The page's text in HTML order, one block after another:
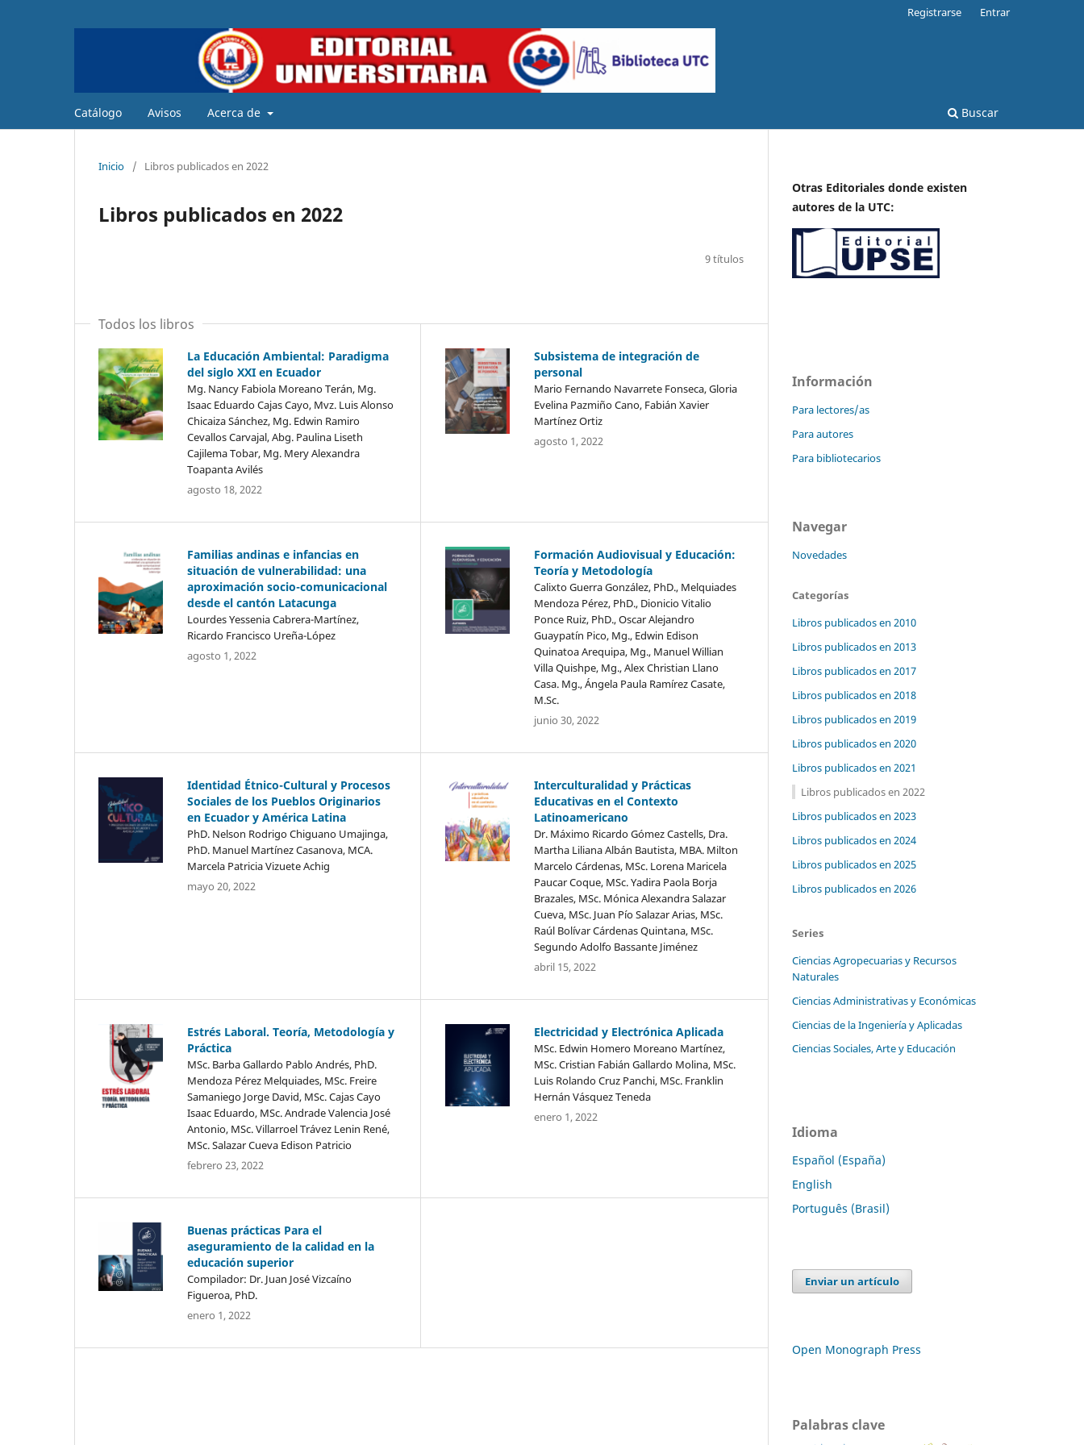
Catálogo Avisos Acerca de Buscar
Registrarse Entrar
Inicio / Libros publicados en 2022
Libros publicados en 2022
9 títulos
Todos los libros
La Educación Ambiental: Paradigma
del siglo XXI en Ecuador
Mg. Nancy Fabiola Moreano Terán, Mg.
Isaac Eduardo Cajas Cayo, Mvz. Luis Alonso
Chicaiza Sánchez, Mg. Edwin Ramiro
Cevallos Carvajal, Abg. Paulina Liseth
Cajilema Tobar, Mg. Mery Alexandra
Toapanta Avilés
agosto 18, 2022
Subsistema de integración de
personal
Mario Fernando Navarrete Fonseca, Gloria
Evelina Pazmiño Cano, Fabián Xavier
Martínez Ortiz
agosto 1, 2022
Familias andinas e infancias en
situación de vulnerabilidad: una
aproximación socio-comunicacional
desde el cantón Latacunga
Lourdes Yessenia Cabrera-Martínez,
Ricardo Francisco Ureña-López
agosto 1, 2022
Formación Audiovisual y Educación:
Teoría y Metodología
Calixto Guerra González, PhD., Melquiades
Mendoza Pérez, PhD., Dionicio Vitalio
Ponce Ruiz, PhD., Oscar Alejandro
Guaypatín Pico, Mg., Edwin Edison
Quinatoa Arequipa, Mg., Manuel Willian
Villa Quishpe, Mg., Alex Christian Llano
Casa. Mg., Ángela Paula Ramírez Casate,
M.Sc.
junio 30, 2022
Identidad Étnico-Cultural y Procesos
Sociales de los Pueblos Originarios
en Ecuador y América Latina
PhD. Nelson Rodrigo Chiguano Umajinga,
PhD. Manuel Martínez Casanova, MCA.
Marcela Patricia Vizuete Achig
mayo 20, 2022
Interculturalidad y Prácticas
Educativas en el Contexto
Latinoamericano
Dr. Máximo Ricardo Gómez Castells, Dra.
Martha Liliana Albán Bautista, MBA. Milton
Marcelo Cárdenas, MSc. Lorena Maricela
Paucar Coque, MSc. Yadira Paola Borja
Brazales, MSc. Mónica Alexandra Salazar
Cueva, MSc. Juan Pío Salazar Arias, MSc.
Raúl Bolívar Cárdenas Quintana, MSc.
Segundo Adolfo Bassante Jiménez
abril 15, 2022
Estrés Laboral. Teoría, Metodología y
Práctica
MSc. Barba Gallardo Pablo Andrés, PhD.
Mendoza Pérez Melquiades, MSc. Freire
Samaniego Jorge David, MSc. Cajas Cayo
Isaac Eduardo, MSc. Andrade Valencia José
Antonio, MSc. Villarroel Trávez Lenin René,
MSc. Salazar Cueva Edison Patricio
febrero 23, 2022
Electricidad y Electrónica Aplicada
MSc. Edwin Homero Moreano Martínez,
MSc. Cristian Fabián Gallardo Molina, MSc.
Luis Rolando Cruz Panchi, MSc. Franklin
Hernán Vásquez Teneda
enero 1, 2022
Buenas prácticas Para el
aseguramiento de la calidad en la
educación superior
Compilador: Dr. Juan José Vizcaíno
Figueroa, PhD.
enero 1, 2022
Otras Editoriales donde existen
autores de la UTC:
Información
Para lectores/as
Para autores
Para bibliotecarios
Navegar
Novedades
Categorías
Libros publicados en 2010
Libros publicados en 2013
Libros publicados en 2017
Libros publicados en 2018
Libros publicados en 2019
Libros publicados en 2020
Libros publicados en 2021
Libros publicados en 2022
Libros publicados en 2023
Libros publicados en 2024
Libros publicados en 2025
Libros publicados en 2026
Series
Ciencias Agropecuarias y Recursos
Naturales
Ciencias Administrativas y Económicas
Ciencias de la Ingeniería y Aplicadas
Ciencias Sociales, Arte y Educación
Idioma
Español (España)
English
Português (Brasil)
Enviar un artículo
Open Monograph Press
Palabras clave